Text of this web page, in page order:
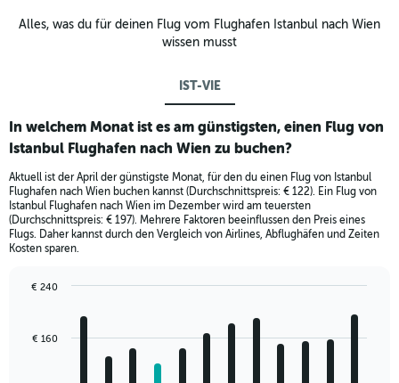
Alles, was du für deinen Flug vom Flughafen Istanbul nach Wien
wissen musst
IST-VIE
In welchem Monat ist es am günstigsten, einen Flug von
Istanbul Flughafen nach Wien zu buchen?
Aktuell ist der April der günstigste Monat, für den du einen Flug von Istanbul
Flughafen nach Wien buchen kannst (Durchschnittspreis: € 122). Ein Flug von
Istanbul Flughafen nach Wien im Dezember wird am teuersten
(Durchschnittspreis: € 197). Mehrere Faktoren beeinflussen den Preis eines
Flugs. Daher kannst durch den Vergleich von Airlines, Abflughäfen und Zeiten
Kosten sparen.
12
€ 160
€ 240